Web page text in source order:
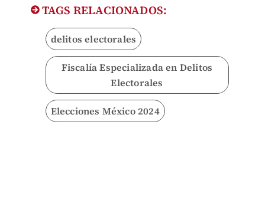
TAGS RELACIONADOS:
delitos electorales
Fiscalía Especializada en Delitos
Electorales
Elecciones México 2024